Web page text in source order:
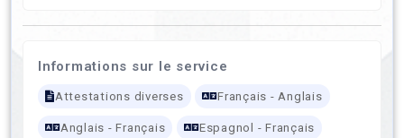
Informations sur le service
Attestations diverses Français - Anglais
Anglais - Français Espagnol - Français